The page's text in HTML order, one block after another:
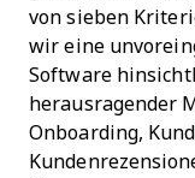
von sieben
wir eine
Software
herausragender
Onboarding,